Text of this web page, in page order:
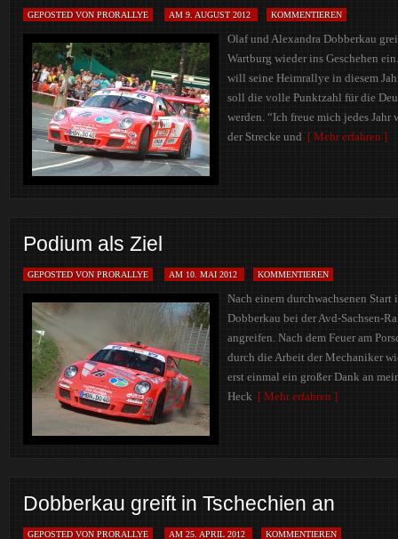
GEPOSTED VON PRORALLYE AM 9. AUGUST 2012 KOMMENTIEREN
Olaf und Alexandra Dobberkau
Wartburg wieder ins Geschehen
will seine Heimrallye in diesem
soll die volle Punktzahl für die
werden. “Ich freue mich jedes
der Strecke und [ Mehr erfahren ]
Podium als Ziel
GEPOSTED VON PRORALLYE AM 10. MAI 2012 KOMMENTIEREN
Nach einem durchwachsenen
Dobberkau bei der Avd-Sachsen-
angreifen. Nach dem Feuer am
durch die Arbeit der Mechaniker
erst einmal ein großer Dank an
Heck [ Mehr erfahren ]
Dobberkau greift in Tschechien an
GEPOSTED VON PRORALLYE AM 25. APRIL 2012 KOMMENTIEREN